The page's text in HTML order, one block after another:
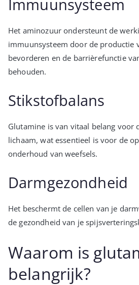
Immuunsysteem
Het aminozuur ondersteunt de
immuunsysteem door de productie
bevorderen en de barrièrefunctie
behouden.
Stikstofbalans
Glutamine is van vitaal belang voor
lichaam, wat essentieel is voor de
onderhoud van weefsels.
Darmgezondheid
Het beschermt de cellen van je
de gezondheid van je
Waarom is
belangrijk?